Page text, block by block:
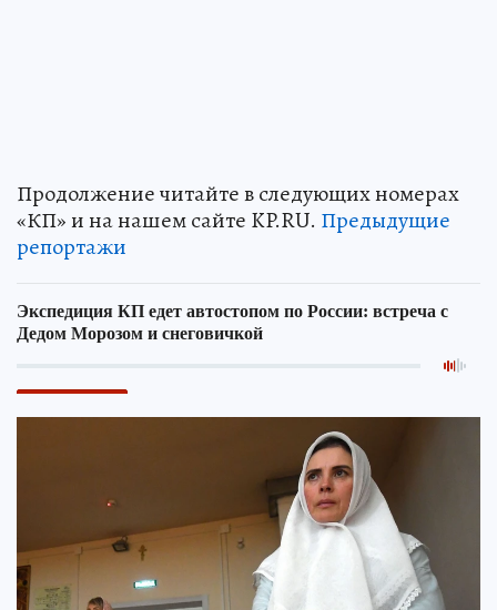
Продолжение читайте в следующих номерах
«КП» и на нашем сайте KP.RU. Предыдущие
репортажи